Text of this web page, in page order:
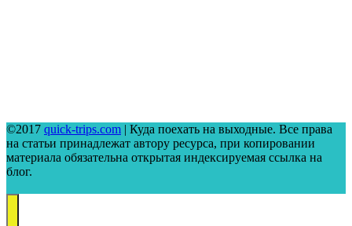
©2017 quick-trips.com | Куда поехать на выходные. Все права
на статьи принадлежат автору ресурса, при копировании
материала обязательна открытая индексируемая ссылка на
блог.